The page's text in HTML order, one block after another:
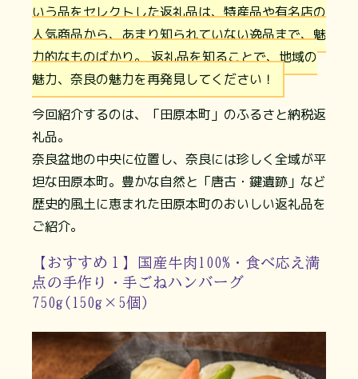
いう品をセレクトした返礼品は、特産品や有名店の
人気商品から、あまり知られていない逸品まで、魅
力的なものばかり。 返礼品を知ることで、地域の
魅力、奈良の魅力を再発見してください！
今回紹介するのは、「田原本町」のふるさと納税返
礼品。
奈良盆地の中央に位置し、奈良には珍しく全域が平
坦な田原本町。豊かな自然と「唐古・鍵遺跡」など
歴史的風土に恵まれた田原本町のおいしい返礼品を
ご紹介。
【おすすめ１】国産牛肉100%・食べ応え満
点の手作り・手ごねハンバーグ
750g(150g×5個)